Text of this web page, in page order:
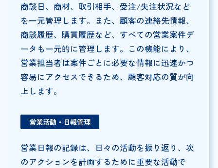
商談日、商材、取引相手、受注/失注状況など
を一元管理します。また、顧客の連絡先情報、
商談履歴、購買履歴など、すべての営業案件デ
ータも一元的に管理します。この機能により、
営業担当者は案件ごとに必要な情報に迅速かつ
容易にアクセスできるため、顧客対応の質が向
上します。
営業活動・日報管理
営業日報の記録は、日々の活動を振り返り、次
のアクションを計画するために重要な活動で